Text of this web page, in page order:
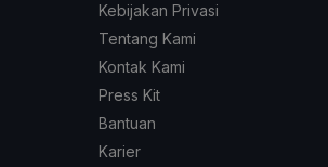
Kebijakan Privasi
Tentang Kami
Kontak Kami
Press Kit
Bantuan
Karier